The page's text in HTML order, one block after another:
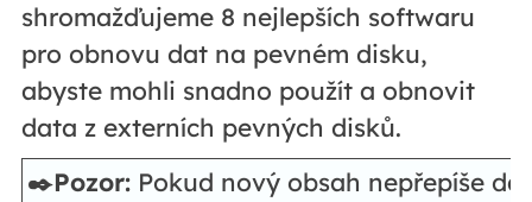
shromažďujeme 8 nejlepších softwaru
pro obnovu dat na pevném disku,
abyste mohli snadno použít a obnovit
data z externích pevných disků.
✒️Pozor: Pokud nový obsah nepřepíše